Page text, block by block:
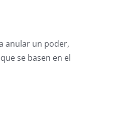
anular un poder,
se basen en el